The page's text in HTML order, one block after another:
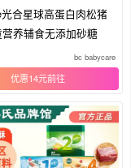
合星球高蛋白肉松猪
养辅食无添加砂糖
bc babycare
优惠14元